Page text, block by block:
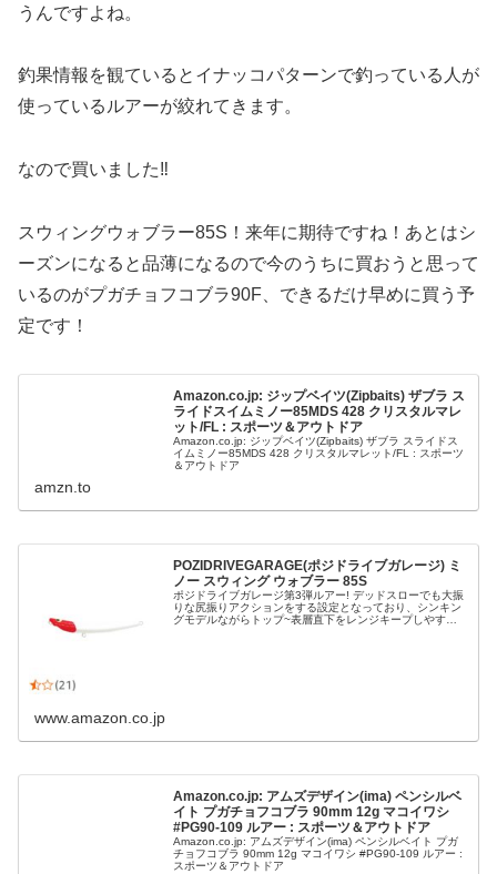
うんですよね。
釣果情報を観ているとイナッコパターンで釣っている人が
使っているルアーが絞れてきます。
なので買いました‼︎
スウィングウォブラー85S！来年に期待ですね！あとはシ
ーズンになると品薄になるので今のうちに買おうと思って
いるのがプガチョフコブラ90F、できるだけ早めに買う予
定です！
Amazon.co.jp: ジップベイツ(Zipbaits) ザブラ ス
ライドスイムミノー85MDS 428 クリスタルマレ
ット/FL : スポーツ＆アウトドア
Amazon.co.jp: ジップベイツ(Zipbaits) ザブラ スライドス
イムミノー85MDS 428 クリスタルマレット/FL : スポーツ
＆アウトドア
amzn.to
POZIDRIVEGARAGE(ポジドライブガレージ) ミ
ノー スウィング ウォブラー 85S
ポジドライブガレージ第3弾ルアー! デッドスローでも大振
りな尻振りアクションをする設定となっており、シンキン
グモデルながらトップ~表層直下をレンジキープしやすい
www.amazon.co.jp
Amazon.co.jp: アムズデザイン(ima) ペンシルベ
イト プガチョフコブラ 90mm 12g マコイワシ
#PG90-109 ルアー : スポーツ＆アウトドア
Amazon.co.jp: アムズデザイン(ima) ペンシルベイト プガ
チョフコブラ 90mm 12g マコイワシ #PG90-109 ルアー :
スポーツ＆アウトドア